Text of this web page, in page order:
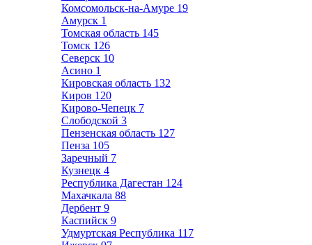
Комсомольск-на-Амуре 19
Амурск 1
Томская область 145
Томск 126
Северск 10
Асино 1
Кировская область 132
Киров 120
Кирово-Чепецк 7
Слободской 3
Пензенская область 127
Пенза 105
Заречный 7
Кузнецк 4
Республика Дагестан 124
Махачкала 88
Дербент 9
Каспийск 9
Удмуртская Республика 117